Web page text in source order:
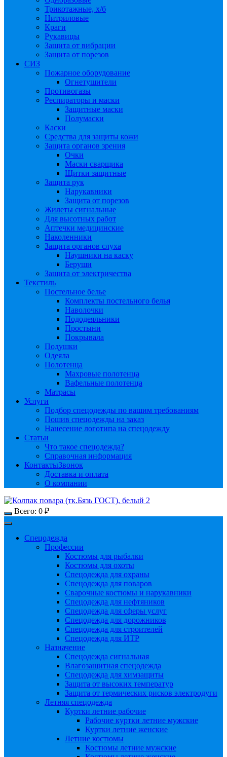
Трикотажные, х/б
Нитриловые
Краги
Рукавицы
Защита от вибрации
Защита от порезов
СИЗ
Пожарное оборудование
Огнетушители
Противогазы
Респираторы и маски
Защитные маски
Полумаски
Каски
Средства для защиты кожи
Защита органов зрения
Очки
Маски сварщика
Щитки защитные
Защита рук
Нарукавники
Защита от порезов
Жилеты сигнальные
Для высотных работ
Аптечки медицинские
Наколенники
Защита органов слуха
Наушники на каску
Беруши
Защита от электричества
Текстиль
Постельное белье
Комплекты постельного белья
Наволочки
Пододеяльники
Простыни
Покрывала
Подушки
Одеяла
Полотенца
Махровые полотенца
Вафельные полотенца
Матрасы
Услуги
Подбор спецодежды по вашим требованиям
Пошив спецодежды на заказ
Нанесение логотипа на спецодежду
Статьи
Что такое спецодежда?
Справочная информация
КонтактыЗвонок
Доставка и оплата
О компании
Всего: 0 ₽
Спецодежда
Профессии
Костюмы для рыбалки
Костюмы для охоты
Спецодежда для охраны
Спецодежда для поваров
Сварочные костюмы и нарукавники
Спецодежда для нефтяников
Спецодежда для сферы услуг
Спецодежда для дорожников
Спецодежда для строителей
Спецодежда для ИТР
Назначение
Спецодежда сигнальная
Влагозащитная спецодежда
Спецодежда для химзащиты
Защита от высоких температур
Защита от термических рисков электродуги
Летняя спецодежда
Куртки летние рабочие
Рабочие куртки летние мужские
Куртки летние женские
Летние костюмы
Костюмы летние мужские